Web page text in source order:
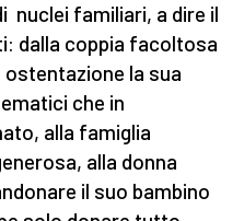
familiari, a dire il
dalla coppia facoltosa
la sua
che in
alla famiglia
alla donna
il suo bambino